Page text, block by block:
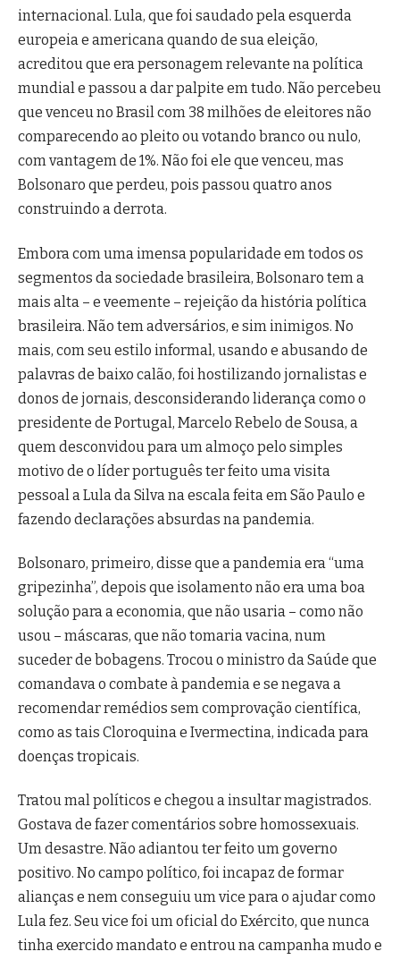
internacional. Lula, que foi saudado pela esquerda
europeia e americana quando de sua eleição,
acreditou que era personagem relevante na política
mundial e passou a dar palpite em tudo. Não percebeu
que venceu no Brasil com 38 milhões de eleitores não
comparecendo ao pleito ou votando branco ou nulo,
com vantagem de 1%. Não foi ele que venceu, mas
Bolsonaro que perdeu, pois passou quatro anos
construindo a derrota.
Embora com uma imensa popularidade em todos os
segmentos da sociedade brasileira, Bolsonaro tem a
mais alta – e veemente – rejeição da história política
brasileira. Não tem adversários, e sim inimigos. No
mais, com seu estilo informal, usando e abusando de
palavras de baixo calão, foi hostilizando jornalistas e
donos de jornais, desconsiderando liderança como o
presidente de Portugal, Marcelo Rebelo de Sousa, a
quem desconvidou para um almoço pelo simples
motivo de o líder português ter feito uma visita
pessoal a Lula da Silva na escala feita em São Paulo e
fazendo declarações absurdas na pandemia.
Bolsonaro, primeiro, disse que a pandemia era “uma
gripezinha”, depois que isolamento não era uma boa
solução para a economia, que não usaria – como não
usou – máscaras, que não tomaria vacina, num
suceder de bobagens. Trocou o ministro da Saúde que
comandava o combate à pandemia e se negava a
recomendar remédios sem comprovação científica,
como as tais Cloroquina e Ivermectina, indicada para
doenças tropicais.
Tratou mal políticos e chegou a insultar magistrados.
Gostava de fazer comentários sobre homossexuais.
Um desastre. Não adiantou ter feito um governo
positivo. No campo político, foi incapaz de formar
alianças e nem conseguiu um vice para o ajudar como
Lula fez. Seu vice foi um oficial do Exército, que nunca
tinha exercido mandato e entrou na campanha mudo e